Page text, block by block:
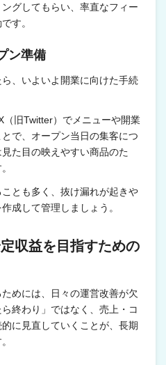
グしてもらい、率直なフィー
す。
ン準備
、いよいよ開業に向けた手続
旧Twitter）でメニューや開業
で、オープン当日の集客につ
た目の映えやすい商品のた
とも多く、抜け漏れが起きや
成して管理しましょう。
収益を目指すための
めには、日々の運営改善が欠
終わり」ではなく、売上・コ
に見直していくことが、長期